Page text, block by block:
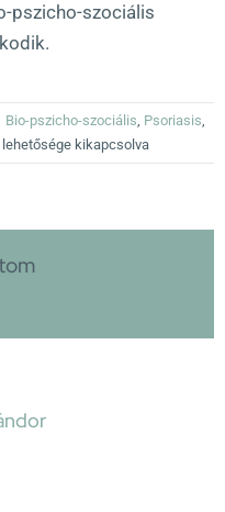
pszicho-szociális
Bio-pszicho-szociális, Psoriasis,
kikapcsolva